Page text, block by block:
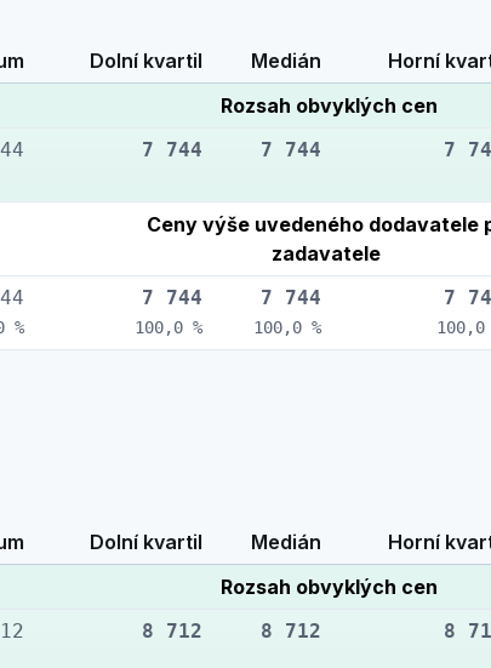
Dolní kvartil Medián Horní
Rozsah obvyklých cen
7 744 7 744 7
Ceny výše uvedeného dodavatele
zadavatele
%
7 744
100,0 %
7 744
100,0 %
7
100,0
Dolní kvartil Medián Horní
Rozsah obvyklých cen
8 712 8 712 8